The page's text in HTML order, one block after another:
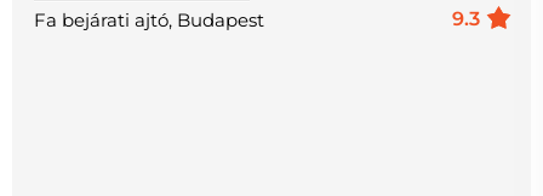
9.3
Fa bejárati ajtó, Budapest